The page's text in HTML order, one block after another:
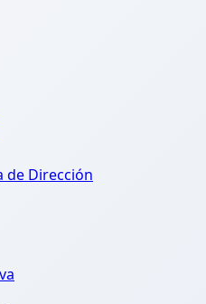
de Dirección